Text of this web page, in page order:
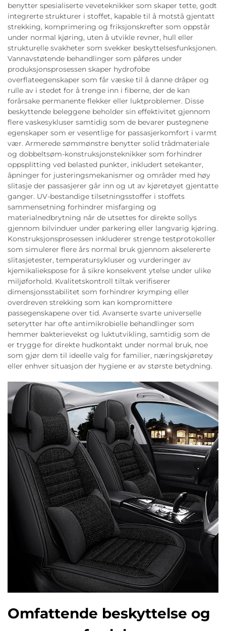
benytter spesialiserte veveteknikker som skaper tette, godt
integrerte strukturer i stoffet, kapable til å motstå gjentatt
strekking, komprimering og friksjonskrefter som oppstår
under normal kjøring, uten å utvikle revner, hull eller
strukturelle svakheter som svekker beskyttelsesfunksjonen.
Vannavstøtende behandlinger som påføres under
produksjonsprosessen skaper hydrofobe
overflateegenskaper som får væske til å danne dråper og
rulle av i stedet for å trenge inn i fiberne, der de kan
forårsake permanente flekker eller luktproblemer. Disse
beskyttende beleggene beholder sin effektivitet gjennom
flere vaskesykluser samtidig som de bevarer pustegnene
egenskaper som er vesentlige for passasjerkomfort i varmt
vær. Armerede sømmønstre benytter solid trådmateriale
og dobbeltsøm-konstruksjonsteknikker som forhindrer
oppsplitting ved belasted punkter, inkludert setekanter,
åpninger for justeringsmekanismer og områder med høy
slitasje der passasjerer går inn og ut av kjøretøyet gjentatte
ganger. UV-bestandige tilsetningsstoffer i stoffets
sammensetning forhindrer misfarging og
materialnedbrytning når de utsettes for direkte sollys
gjennom bilvinduer under parkering eller langvarig kjøring.
Konstruksjonsprosessen inkluderer strenge testprotokoller
som simulerer flere års normal bruk gjennom akselererte
slitasjetester, temperatursykluser og vurderinger av
kjemikaliekspose for å sikre konsekvent ytelse under ulike
miljøforhold. Kvalitetskontroll tiltak verifiserer
dimensjonsstabilitet som forhindrer krymping eller
overdreven strekking som kan kompromittere
passegenskapene over tid. Avanserte svarte universelle
seterytter har ofte antimikrobielle behandlinger som
hemmer bakterievekst og luktutvikling, samtidig som de
er trygge for direkte hudkontakt under normal bruk, noe
som gjør dem til ideelle valg for familier, næringskjøretøy
eller enhver situasjon der hygiene er av største betydning.
Omfattende beskyttelse og